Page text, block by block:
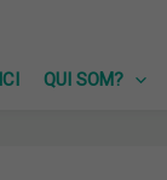
QUI SOM?